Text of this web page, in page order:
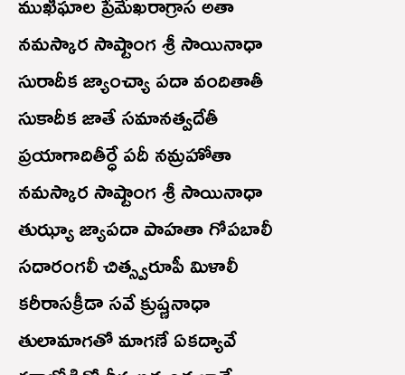
నమస్కార సాష్టాంగ శ్రీ సాయినాధా
సురాదీక జ్యాంచ్యా పదా వందితాతీ
సుకాదీక జాతే సమానత్వదేతీ
ప్రయాగాదితీర్ధే పదీ నమ్రహోతా
నమస్కార సాష్టాంగ శ్రీ సాయినాధా
తుఝ్యా జ్యాపదా పాహతా గోపబాలీ
సదారంగలీ చిత్స్వరూపీ మిళాలీ
కరీరాసక్రీడా సవే క్రుష్ణనాధా
తులామాగతో మాగణే ఏకద్యావే